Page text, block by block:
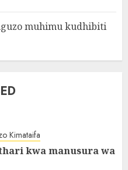
muhimu kudhibiti
Kimataifa
kwa manusura wa